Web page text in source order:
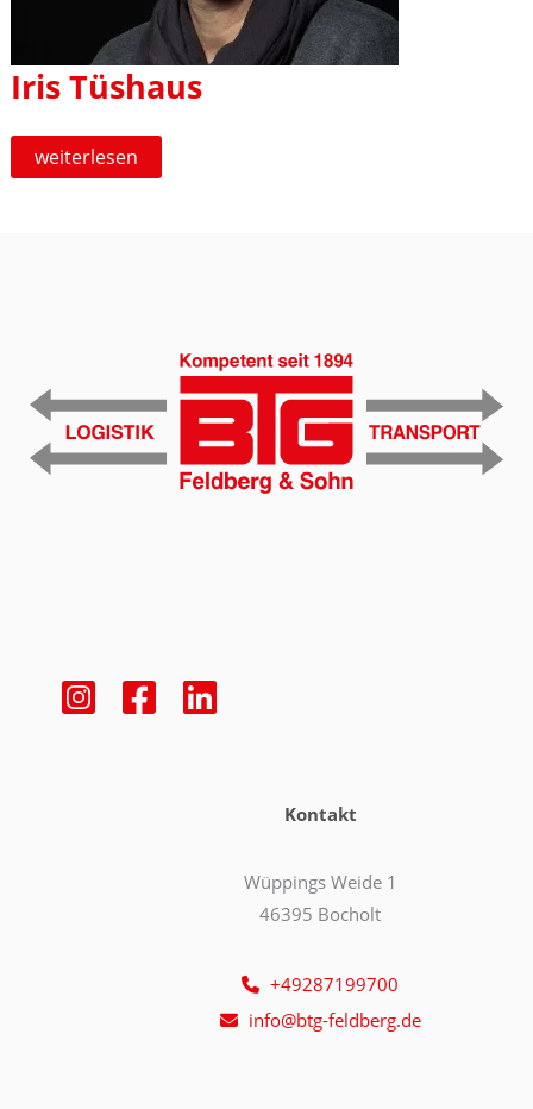
Iris Tüshaus
Iris
Tüshaus
weiterlesen
Kontakt
Wüppings Weide 1
46395 Bocholt
+49287199700
info@btg-feldberg.de